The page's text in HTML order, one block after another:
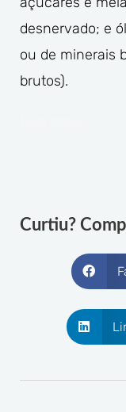
desnervado; e
ou de minerais
brutos).
Curtiu?